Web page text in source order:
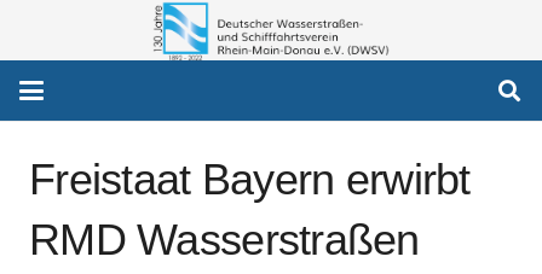
Freistaat Bayern erwirbt
RMD Wasserstraßen